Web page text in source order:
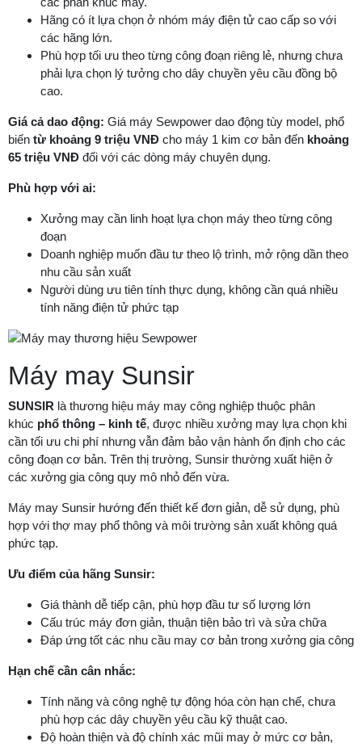
Hãng có ít lựa chọn ở nhóm máy điện tử cao cấp so với
các hãng lớn.
Phù hợp tối ưu theo từng công đoạn riêng lẻ, nhưng chưa
phải lựa chọn lý tưởng cho dây chuyền yêu cầu đồng bộ
cao.
Giá cả dao động: Giá máy Sewpower dao động tùy model, phổ
biến từ khoảng 9 triệu VNĐ cho máy 1 kim cơ bản đến khoảng
65 triệu VNĐ đối với các dòng máy chuyên dụng.
Phù hợp với ai:
Xưởng may cần linh hoạt lựa chọn máy theo từng công
đoạn
Doanh nghiệp muốn đầu tư theo lộ trình, mở rộng dần theo
nhu cầu sản xuất
Người dùng ưu tiên tính thực dụng, không cần quá nhiều
tính năng điện tử phức tạp
Máy may Sunsir
SUNSIR là thương hiệu máy may công nghiệp thuộc phân
khúc phổ thông – kinh tế, được nhiều xưởng may lựa chọn khi
cần tối ưu chi phí nhưng vẫn đảm bảo vận hành ổn định cho các
công đoạn cơ bản. Trên thị trường, Sunsir thường xuất hiện ở
các xưởng gia công quy mô nhỏ đến vừa.
Máy may Sunsir hướng đến thiết kế đơn giản, dễ sử dụng, phù
hợp với thợ may phổ thông và môi trường sản xuất không quá
phức tạp.
Ưu điểm của hãng Sunsir:
Giá thành dễ tiếp cận, phù hợp đầu tư số lượng lớn
Cấu trúc máy đơn giản, thuận tiện bảo trì và sửa chữa
Đáp ứng tốt các nhu cầu may cơ bản trong xưởng gia công
Hạn chế cần cân nhắc:
Tính năng và công nghệ tự động hóa còn hạn chế, chưa
phù hợp các dây chuyền yêu cầu kỹ thuật cao.
Độ hoàn thiện và độ chính xác mũi may ở mức cơ bản,